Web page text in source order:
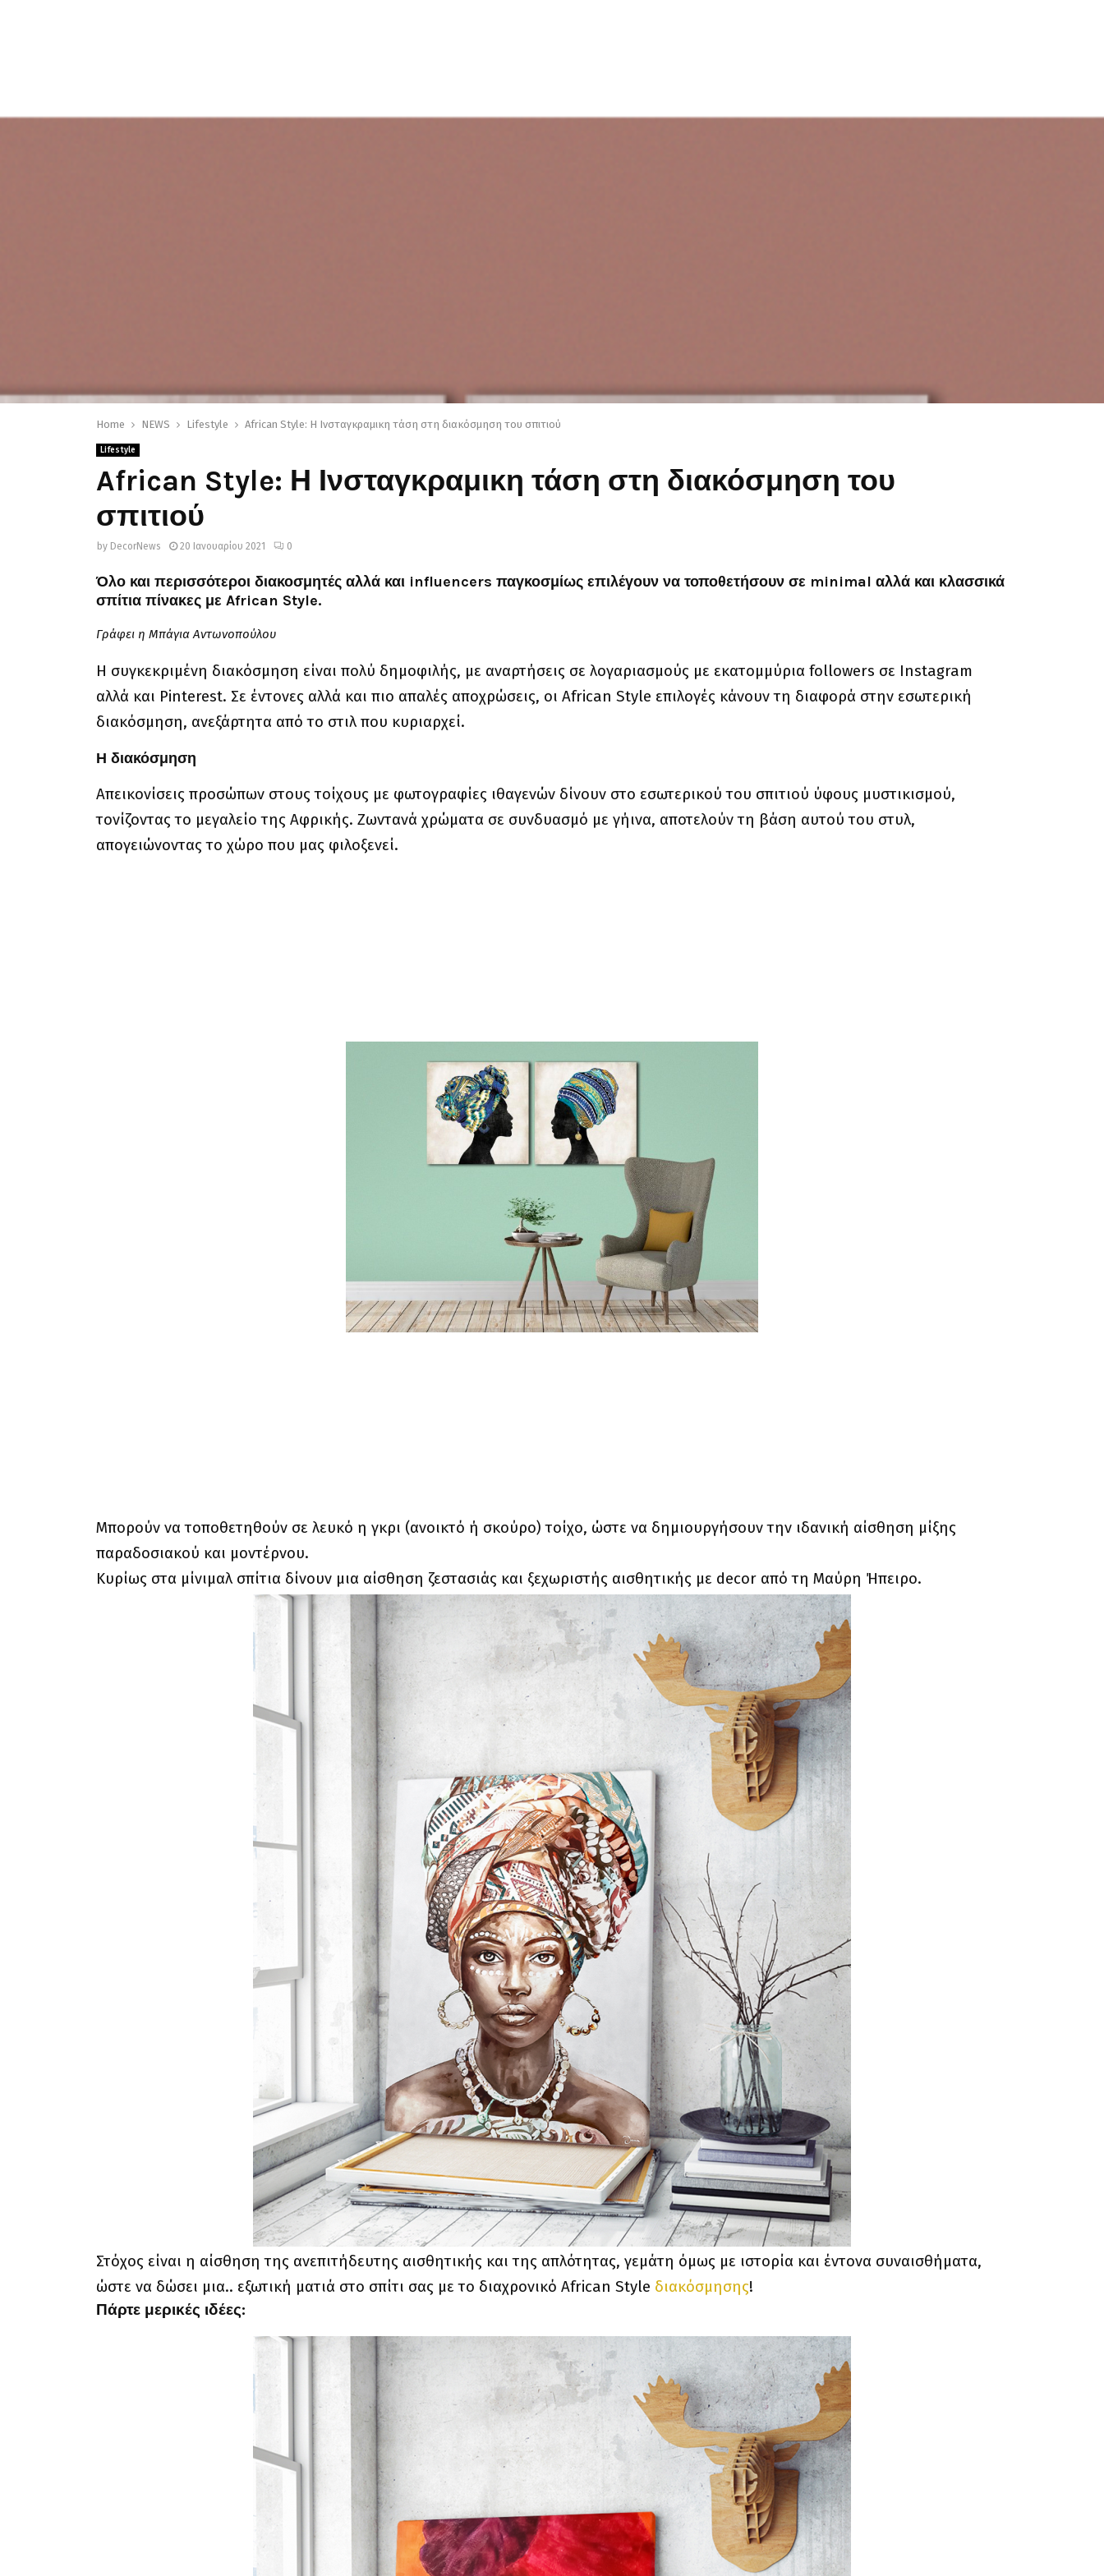
Home NEWS Lifestyle African Style: Η Ινσταγκραμικη τάση στη διακόσμηση του σπιτιού
Lifestyle
African Style: Η Ινσταγκραμικη τάση στη διακόσμηση του
σπιτιού
by DecorNews 20 Ιανουαρίου 2021 0
Όλο και περισσότεροι διακοσμητές αλλά και influencers παγκοσμίως επιλέγουν να τοποθετήσουν σε minimal αλλά και κλασσικά
σπίτια πίνακες με African Style.
Γράφει η Μπάγια Αντωνοπούλου
Η συγκεκριμένη διακόσμηση είναι πολύ δημοφιλής, με αναρτήσεις σε λογαριασμούς με εκατομμύρια followers σε Instagram
αλλά και Pinterest. Σε έντονες αλλά και πιο απαλές αποχρώσεις, οι African Style επιλογές κάνουν τη διαφορά στην εσωτερική
διακόσμηση, ανεξάρτητα από το στιλ που κυριαρχεί.
Η διακόσμηση
Απεικονίσεις προσώπων στους τοίχους με φωτογραφίες ιθαγενών δίνουν στο εσωτερικού του σπιτιού ύφους μυστικισμού,
τονίζοντας το μεγαλείο της Αφρικής. Ζωντανά χρώματα σε συνδυασμό με γήινα, αποτελούν τη βάση αυτού του στυλ,
απογειώνοντας το χώρο που μας φιλοξενεί.
Μπορούν να τοποθετηθούν σε λευκό η γκρι (ανοικτό ή σκούρο) τοίχο, ώστε να δημιουργήσουν την ιδανική αίσθηση μίξης
παραδοσιακού και μοντέρνου.
Κυρίως στα μίνιμαλ σπίτια δίνουν μια αίσθηση ζεστασιάς και ξεχωριστής αισθητικής με decor από τη Μαύρη Ήπειρο.
Στόχος είναι η αίσθηση της ανεπιτήδευτης αισθητικής και της απλότητας, γεμάτη όμως με ιστορία και έντονα συναισθήματα,
ώστε να δώσει μια.. εξωτική ματιά στο σπίτι σας με το διαχρονικό African Style διακόσμησης!
Πάρτε μερικές ιδέες: